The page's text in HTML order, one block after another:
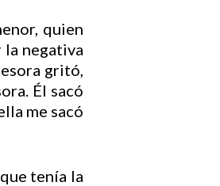
quien
negativa
gritó,
Él sacó
me sacó
tenía la